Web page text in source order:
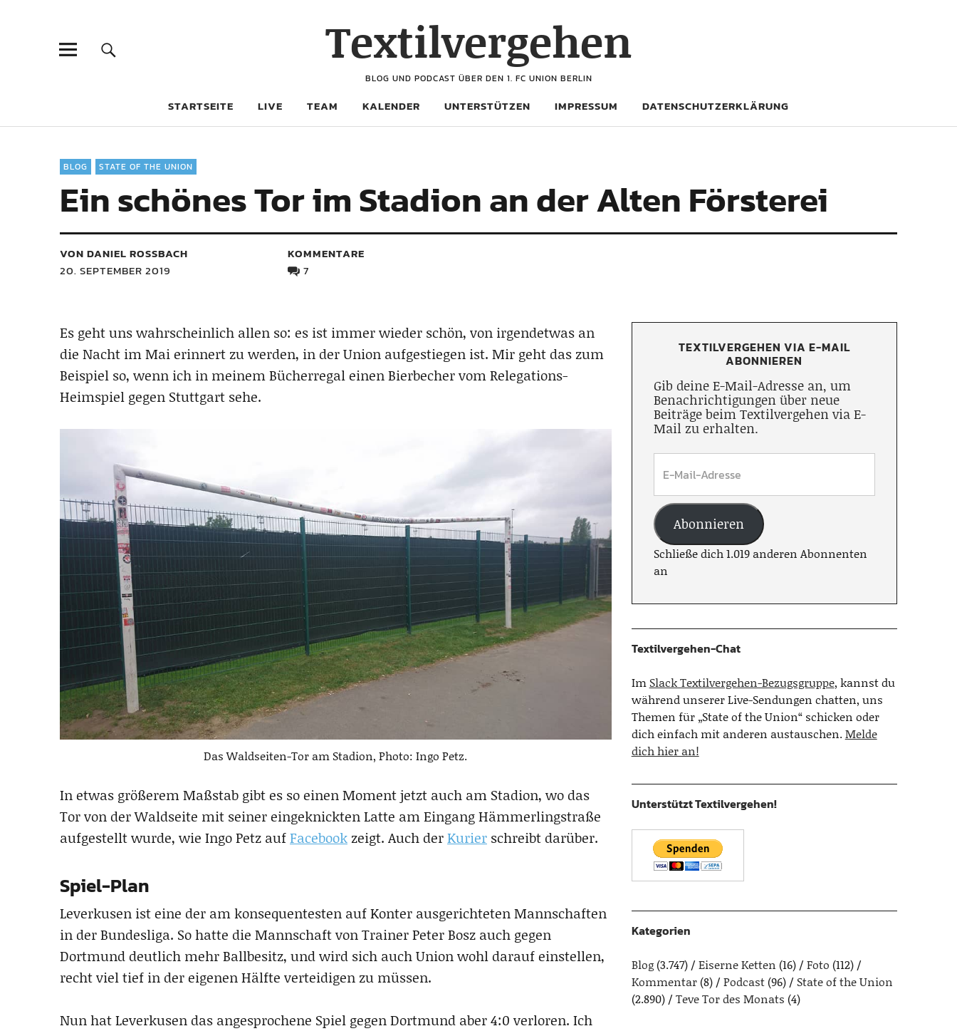
Textilvergehen
BLOG UND PODCAST ÜBER DEN 1. FC UNION BERLIN
STARTSEITE LIVE TEAM KALENDER UNTERSTÜTZEN IMPRESSUM DATENSCHUTZERKLÄRUNG
BLOG STATE OF THE UNION
Ein schönes Tor im Stadion an der Alten Försterei
VON DANIEL ROSSBACH
20. SEPTEMBER 2019
KOMMENTARE
7
Es geht uns wahrscheinlich allen so: es ist immer wieder schön, von irgendetwas an
die Nacht im Mai erinnert zu werden, in der Union aufgestiegen ist. Mir geht das zum
Beispiel so, wenn ich in meinem Bücherregal einen Bierbecher vom Relegations-
Heimspiel gegen Stuttgart sehe.
Das Waldseiten-Tor am Stadion, Photo: Ingo Petz.
In etwas größerem Maßstab gibt es so einen Moment jetzt auch am Stadion, wo das
Tor von der Waldseite mit seiner eingeknickten Latte am Eingang Hämmerlingstraße
aufgestellt wurde, wie Ingo Petz aufFacebookzeigt. Auch derKurier schreibt darüber.
Spiel-Plan
Leverkusen ist eine der am konsequentesten auf Konter ausgerichteten Mannschaften
in der Bundesliga. So hatte die Mannschaft von Trainer Peter Bosz auch gegen
Dortmund deutlich mehr Ballbesitz, und wird sich auch Union wohl darauf einstellen,
recht viel tief in der eigenen Hälfte verteidigen zu müssen.
Nun hat Leverkusen das angesprochene Spiel gegen Dortmund aber 4:0 verloren. Ich
TEXTILVERGEHEN VIA E-MAIL
ABONNIEREN
Gib deine E-Mail-Adresse an, um
Benachrichtigungen über neue
Beiträge beim Textilvergehen via E-
Mail zu erhalten.
Abonnieren
Schließe dich 1.019 anderen Abonnenten
an
Textilvergehen-Chat
Im Slack Textilvergehen-Bezugsgruppe, kannst du
während unserer Live-Sendungen chatten, uns
Themen für „State of the Union“ schicken oder
dich einfach mit anderen austauschen.Melde
dich hier an!
Unterstützt Textilvergehen!
Kategorien
Blog(3.747) Eiserne Ketten (16) Foto (112)
Kommentar(8) Podcast(96)
State of the Union
(2.890)
Teve Tor des Monats (4)